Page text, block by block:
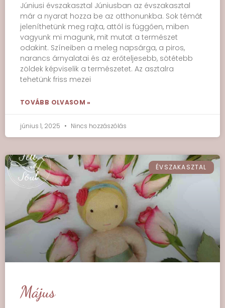
Júniusi évszakasztal Júniusban az évszakasztal
már a nyarat hozza be az otthonunkba. Sok témát
jeleníthetünk meg rajta, attól is függően, miben
vagyunk mi magunk, mit mutat a természet
odakint. Színeiben a meleg napsárga, a piros,
narancs árnyalatai és az erőteljesebb, sötétebb
zöldek képviselik a természetet. Az asztalra
tehetünk friss mezei
TOVÁBB OLVASOM »
június 1, 2025 Nincs hozzászólás
ÉVSZAKASZTAL
Május